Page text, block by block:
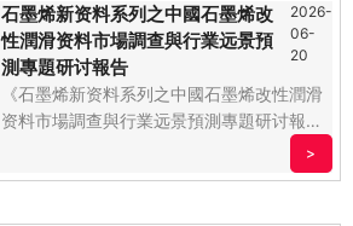
石墨烯新资料系列之中國石墨烯改
性潤滑资料市場調查與行業远景預
測專題研讨報告
2026-
06-
20
《石墨烯新资料系列之中國石墨烯改性潤滑
资料市場調查與行業远景預測專題研讨報
>